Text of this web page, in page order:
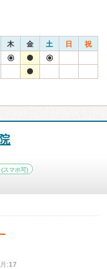
木 金 土 日 祝
(スマホ可)
－
:17